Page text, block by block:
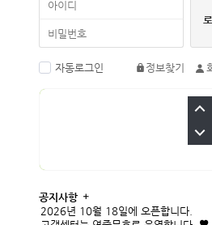
자동로그인 정보찾기
공지사항
2026년 10월 18일에 오픈합니다.